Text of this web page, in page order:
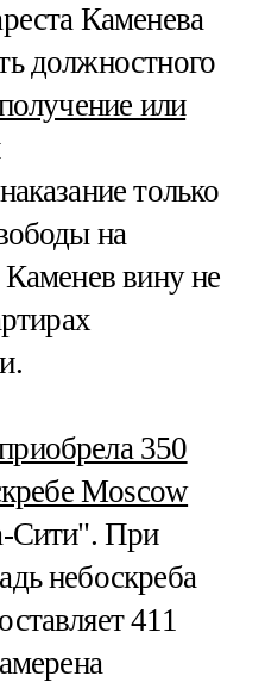
Каменева
должностного
или
только
на
вину не
350
Moscow
Сити". При
небоскреба
411